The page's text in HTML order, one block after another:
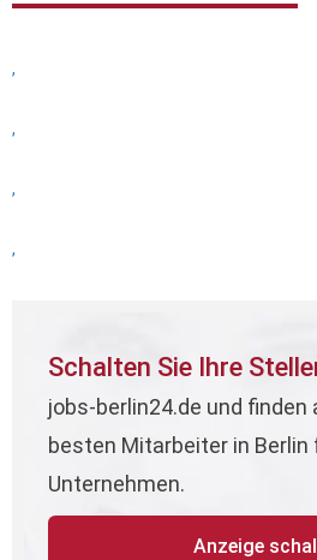
,
,
,
,
Schalten Sie Ihre
jobs-berlin24.de und finden
besten Mitarbeiter in Berlin
Unternehmen.
Anzeige